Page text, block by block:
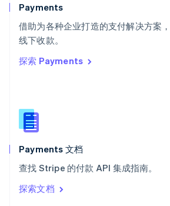
Payments
借助为各种企业打造的支付解决方案
线下收款。
探索 Payments
Payments 文档
查找 Stripe 的付款 API 集成指南。
探索文档
泰国
ไทยEnglish
希腊
English
西班牙
新西兰
English
匈牙利
English
ItalianoEnglish
印度
English